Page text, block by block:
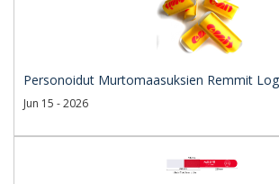
Personoidut Murtomaasuksien Remmit
Jun 15 - 2026